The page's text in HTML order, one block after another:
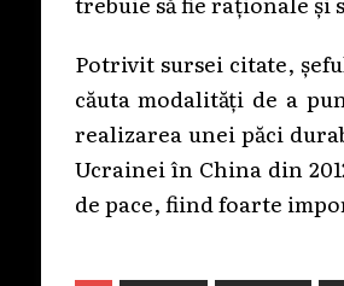
Potrivit sursei citate,
căuta modalități de a
realizarea unei păci
Ucrainei în China din
de pace, fiind foarte